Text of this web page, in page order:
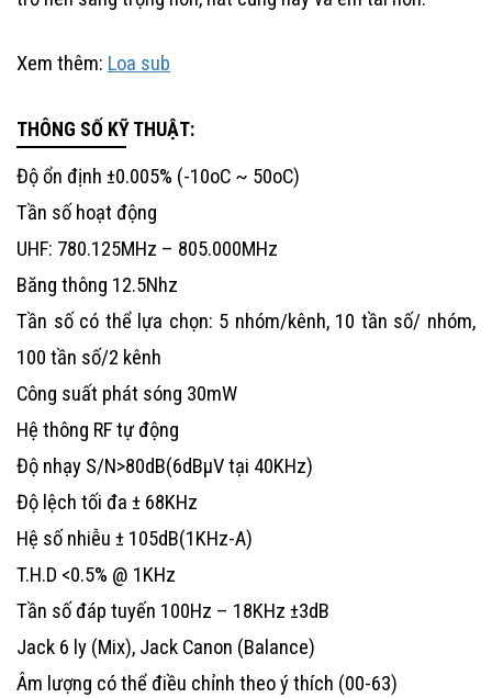
Xem thêm: Loa sub
THÔNG SỐ KỸ THUẬT:
Độ ổn định ±0.005% (-10oC ~ 50oC)
Tần số hoạt động
UHF: 780.125MHz – 805.000MHz
Băng thông 12.5Nhz
Tần số có thể lựa chọn: 5 nhóm/kênh, 10 tần số/ nhóm,
100 tần số/2 kênh
Công suất phát sóng 30mW
Hệ thông RF tự động
Độ nhạy S/N>80dB(6dBµV tại 40KHz)
Độ lệch tối đa ± 68KHz
Hệ số nhiễu ± 105dB(1KHz-A)
T.H.D <0.5% @ 1KHz
Tần số đáp tuyến 100Hz – 18KHz ±3dB
Jack 6 ly (Mix), Jack Canon (Balance)
Âm lượng có thể điều chỉnh theo ý thích (00-63)